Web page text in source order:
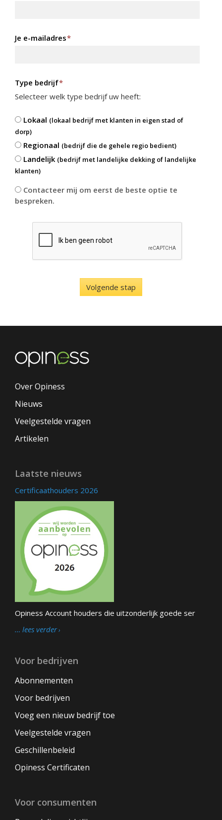
Je e-mailadres*
Type bedrijf*
Selecteer welk type bedrijf uw heeft:
Lokaal (lokaal bedrijf met klanten in eigen stad of
dorp)
Regionaal (bedrijf die de gehele regio bedient)
Landelijk (bedrijf met landelijke dekking of landelijke
klanten)
Contacteer mij om eerst de beste optie te
bespreken.
Over Opiness
Nieuws
Veelgestelde vragen
Artikelen
Laatste nieuws
Certificaathouders 2026
Opiness Account houders die uitzonderlijk goede ser
… lees verder
Voor bedrijven
Abonnementen
Voor bedrijven
Voeg een nieuw bedrijf toe
Veelgestelde vragen
Geschillenbeleid
Opiness Certificaten
Voor consumenten